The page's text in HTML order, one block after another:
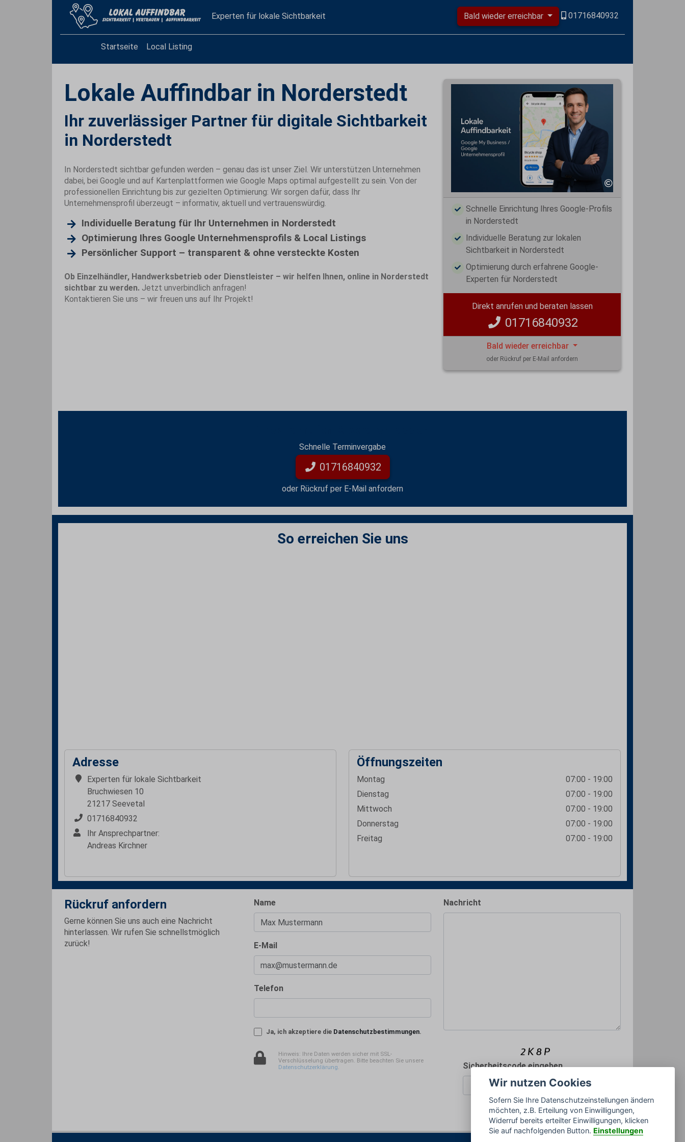
Experten für lokale Sichtbarkeit Bald wieder erreichbar 01716840932
Startseite Local Listing
Lokale Auffindbar in Norderstedt
Ihr zuverlässiger Partner für digitale Sichtbarkeit
in Norderstedt
In Norderstedt sichtbar gefunden werden – genau das ist unser Ziel. Wir unterstützen Unternehmen
dabei, bei Google und auf Kartenplattformen wie Google Maps optimal aufgestellt zu sein. Von der
professionellen Einrichtung bis zur gezielten Optimierung: Wir sorgen dafür, dass Ihr
Unternehmensprofil überzeugt – informativ, aktuell und vertrauenswürdig.
Individuelle Beratung für Ihr Unternehmen in Norderstedt
Optimierung Ihres Google Unternehmensprofils & Local Listings
Persönlicher Support – transparent & ohne versteckte Kosten
Ob Einzelhändler, Handwerksbetrieb oder Dienstleister – wir helfen Ihnen, online in Norderstedt
sichtbar zu werden. Jetzt unverbindlich anfragen!
Kontaktieren Sie uns – wir freuen uns auf Ihr Projekt!
Schnelle Einrichtung Ihres Google-Profils
in Norderstedt
Individuelle Beratung zur lokalen
Sichtbarkeit in Norderstedt
Optimierung durch erfahrene Google-
Experten für Norderstedt
Direkt anrufen und beraten lassen
01716840932
Bald wieder erreichbar
oder Rückruf per E-Mail anfordern
Schnelle Terminvergabe
01716840932
oder Rückruf per E-Mail anfordern
So erreichen Sie uns
Adresse
Experten für lokale Sichtbarkeit
Bruchwiesen 10
21217 Seevetal
01716840932
Ihr Ansprechpartner:
Andreas Kirchner
Öffnungszeiten
Montag
07:00 - 19:00
Dienstag
07:00 - 19:00
Mittwoch
07:00 - 19:00
Donnerstag
07:00 - 19:00
Freitag
07:00 - 19:00
Rückruf anfordern
Gerne können Sie uns auch eine Nachricht
hinterlassen. Wir rufen Sie schnellstmöglich
zurück!
Name
E-Mail
Telefon
Ja, ich akzeptiere die Datenschutzbestimmungen.
Nachricht
Hinweis: Ihre Daten werden sicher mit SSL-
Verschlüsselung übertragen. Bitte beachten Sie unsere
Datenschutzerklärung. Sicherheitscode eingeben
Rückrufbitte absenden
Wir nutzen Cookies
Sofern Sie Ihre Datenschutzeinstellungen ändern
möchten, z.B. Erteilung von Einwilligungen,
Widerruf bereits erteilter Einwilligungen, klicken
Sie auf nachfolgenden Button. Einstellungen